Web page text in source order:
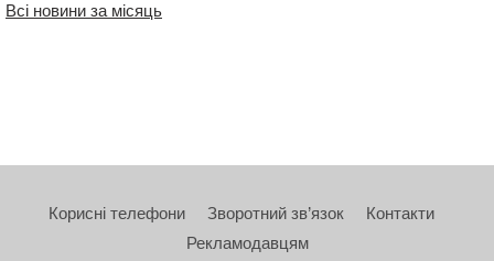
Всі новини за місяць
Корисні телефони Зворотний зв’язок
Контакти
Рекламодавцям